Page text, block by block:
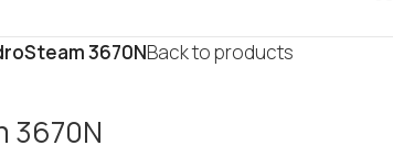
3670NBack to products
3670N